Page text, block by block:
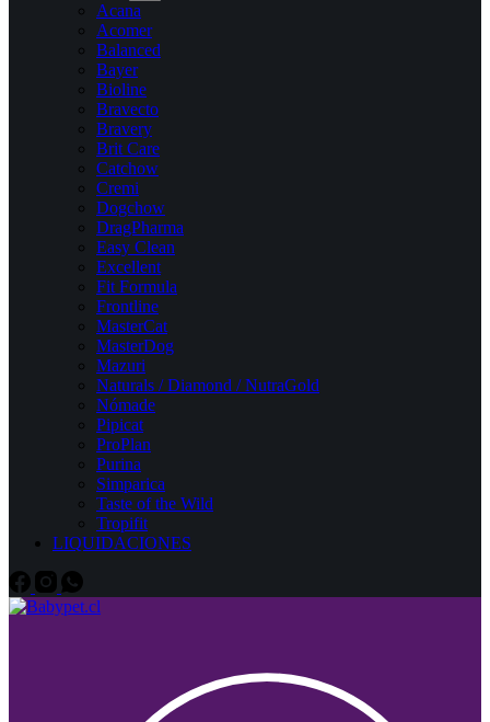
Acana
Acomer
Balanced
Bayer
Bioline
Bravecto
Bravery
Brit Care
Catchow
Cremi
Dogchow
DragPharma
Easy Clean
Excellent
Fit Formula
Frontline
MasterCat
MasterDog
Mazuri
Naturals / Diamond / NutraGold
Nómade
Pipicat
ProPlan
Purina
Simparica
Taste of the Wild
Tropifit
LIQUIDACIONES